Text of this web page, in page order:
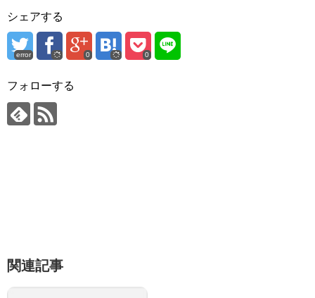
シェアする
error 0 0
フォローする
関連記事